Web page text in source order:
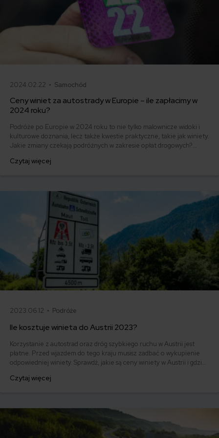
2024.02.22 • Samochód
Ceny winiet za autostrady w Europie – ile zapłacimy w
2024 roku?
Podróże po Europie w 2024 roku to nie tylko malownicze widoki i
kulturowe doznania, lecz także kwestie praktyczne, takie jak winiety.
Jakie zmiany czekają podróżnych w zakresie opłat drogowych?
przygotuj się na bezproblemową podróż przez kontynent!
Czytaj więcej
2023.06.12 • Podróże
Ile kosztuje winieta do Austrii 2023?
Korzystanie z autostrad oraz dróg szybkiego ruchu w Austrii jest
płatne. Przed wjazdem do tego kraju musisz zadbać o wykupienie
odpowiedniej winiety. Sprawdź, jakie są ceny winiety w Austrii i gdzie
Czytaj więcej